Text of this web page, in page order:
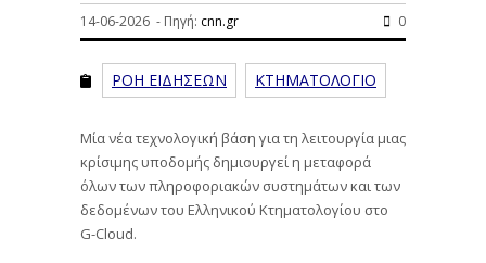
14-06-2026 - Πηγή: cnn.gr 0
ΡΟΗ ΕΙΔΗΣΕΩΝ ΚΤΗΜΑΤΟΛΟΓΙΟ
Μία νέα τεχνολογική βάση για τη λειτουργία μιας
κρίσιμης υποδομής δημιουργεί η μεταφορά
όλων των πληροφοριακών συστημάτων και των
δεδομένων του Ελληνικού Κτηματολογίου στο
G-Cloud.